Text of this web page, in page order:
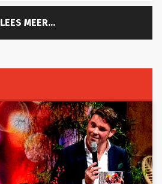
LEES MEER...